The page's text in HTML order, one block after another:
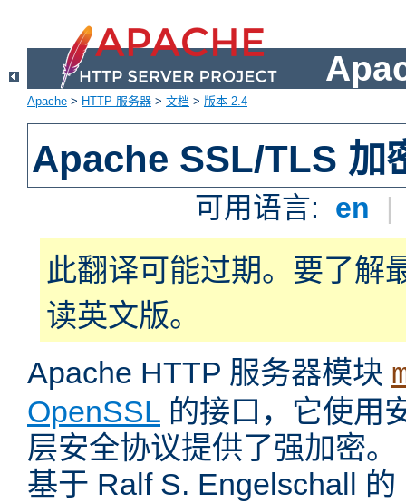
Apache > HTTP 服务器 > 文档 > 版本 2.4
Apache SSL/TLS 加
可用语言: en |
此翻译可能过期。要了解
读英文版。
Apache HTTP 服务器模块
OpenSSL 的接口，它使用
层安全协议提供了强加密
基于 Ralf S. Engelschall